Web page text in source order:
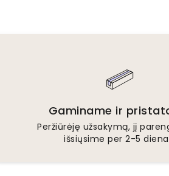
Gaminame ir
Peržiūrėję užsakymą, jį
išsiųsime per 2-5